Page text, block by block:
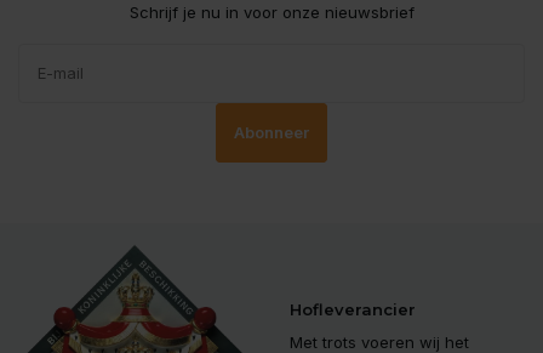
Schrijf je nu in voor onze nieuwsbrief
Abonneer
Hofleverancier
Met trots voeren wij het